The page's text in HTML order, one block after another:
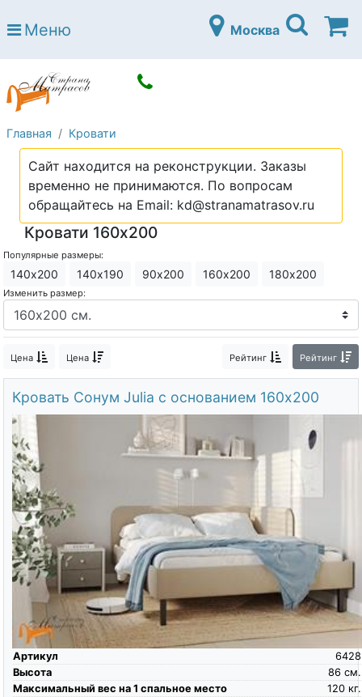
Страна матрасов
Open submenu (Матрасы)
Open submenu (Кровати)
Кровати
Open submenu (Аксессуары)
Open submenu (Диваны)
Диваны
Open submenu (Постельное белье)
Постельное белье
Open submenu (Мебель)
Мебель
Open submenu (Основания)
Основания
Open submenu (Детские матрасы)
Детские матрасы
Open submenu (Детские кровати)
Детские кровати
Open submenu (Шкафы)
Шкафы
Контакты
Доставка по городу
Меню Москва
Главная Кровати
Сайт находится на реконструкции. Заказы
временно не принимаются. По вопросам
обращайтесь на Email: kd@stranamatrasov.ru
Кровати 160х200
Популярные размеры:
140х200 140х190 90х200 160х200 180х200
Изменить размер:
Цена Цена Рейтинг Рейтинг
Кровать Сонум Julia с основанием 160х200
Артикул
6428
Высота
см.
86
Максимальный вес на 1 спальное место
кг.
120